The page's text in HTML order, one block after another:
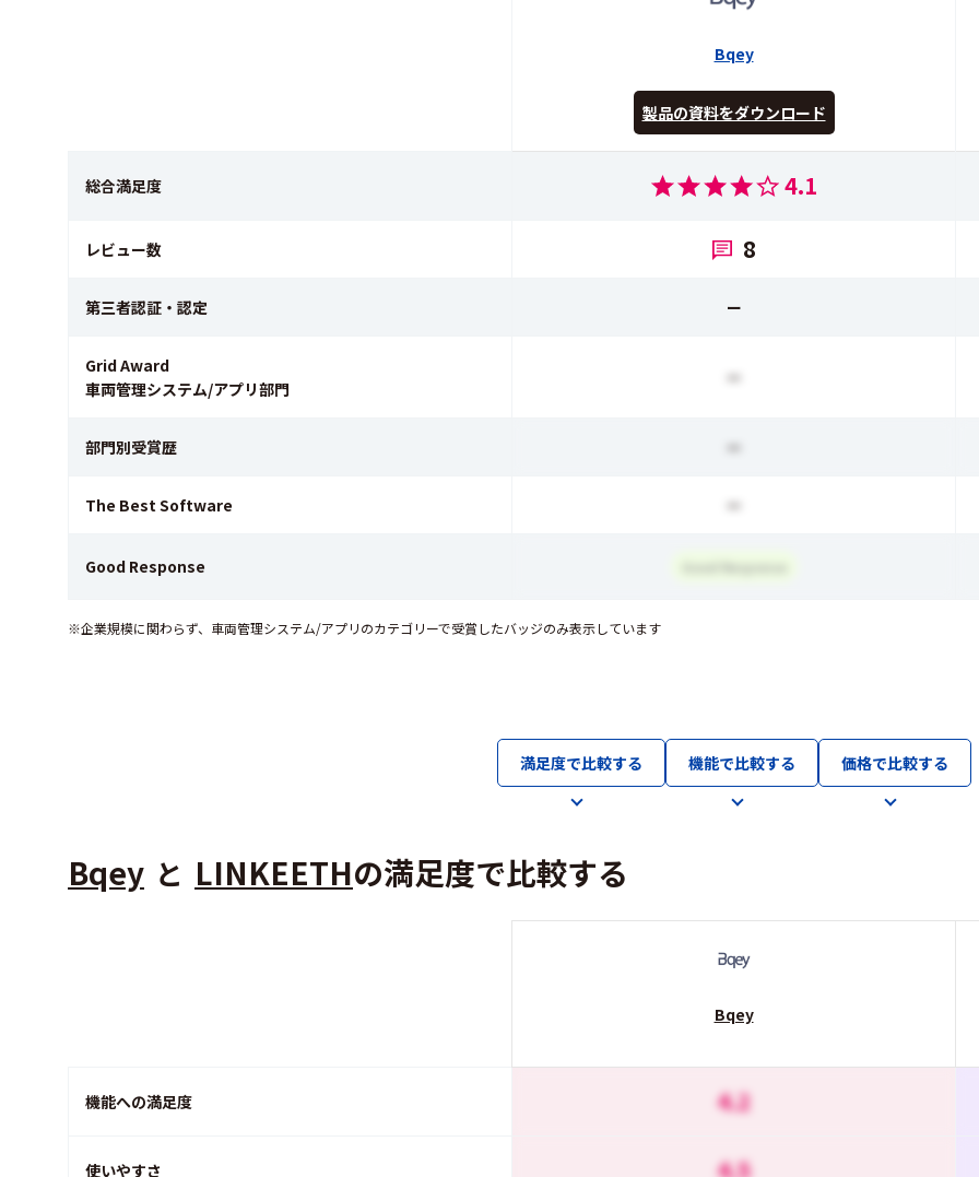
Bqey
製品の資料をダウンロード
総合満足度 4.1
レビュー数 8
第三者認証・認定 ー
Grid Award
車両管理システム/アプリ部門
ー
部門別受賞歴 ー
The Best Software ー
Good Response
※企業規模に関わらず、車両管理システム/アプリのカテゴリーで受賞したバッジのみ表示しています
満足度で比較する 機能で比較する 価格で比較する
Bqey と LINKEETHの満足度で比較する
Bqey
機能への満足度 4.2
使いやすさ 4.5